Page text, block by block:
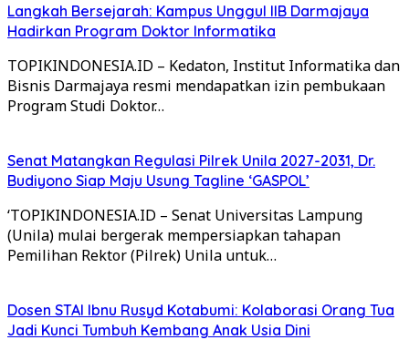
Langkah Bersejarah: Kampus Unggul IIB Darmajaya
Hadirkan Program Doktor Informatika
TOPIKINDONESIA.ID – Kedaton, Institut Informatika dan
Bisnis Darmajaya resmi mendapatkan izin pembukaan
Program Studi Doktor…
Senat Matangkan Regulasi Pilrek Unila 2027-2031, Dr.
Budiyono Siap Maju Usung Tagline ‘GASPOL’
‘TOPIKINDONESIA.ID – Senat Universitas Lampung
(Unila) mulai bergerak mempersiapkan tahapan
Pemilihan Rektor (Pilrek) Unila untuk…
Dosen STAI Ibnu Rusyd Kotabumi: Kolaborasi Orang Tua
Jadi Kunci Tumbuh Kembang Anak Usia Dini